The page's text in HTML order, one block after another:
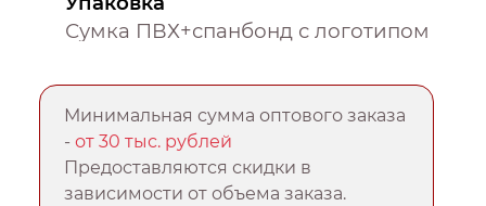
Сумка ПВХ+спанбонд с логотипом
Минимальная сумма оптового заказа
-от 30 тыс. рублей
Предоставляются скидки в
зависимости от объема заказа.